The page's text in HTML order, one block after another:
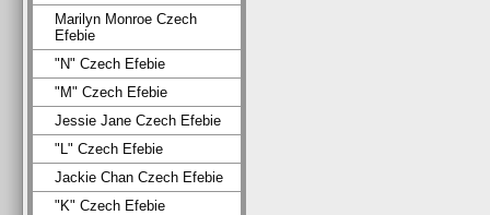
Marilyn Monroe Czech
Efebie
"N" Czech Efebie
"M" Czech Efebie
Jessie Jane Czech Efebie
"L" Czech Efebie
Jackie Chan Czech Efebie
"K" Czech Efebie